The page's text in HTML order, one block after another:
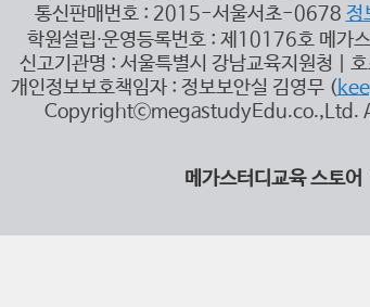
통신판매번호 : 2015-서울서초-0678 정
학원설립∙운영등록번호 : 제10176호 메가
신고기관명 : 서울특별시 강남교육지원청 |
개인정보보호책임자 : 정보보안실 김영무 (
CopyrightⓒmegastudyEdu.co.,Ltd.
메가스터디교육 스토어